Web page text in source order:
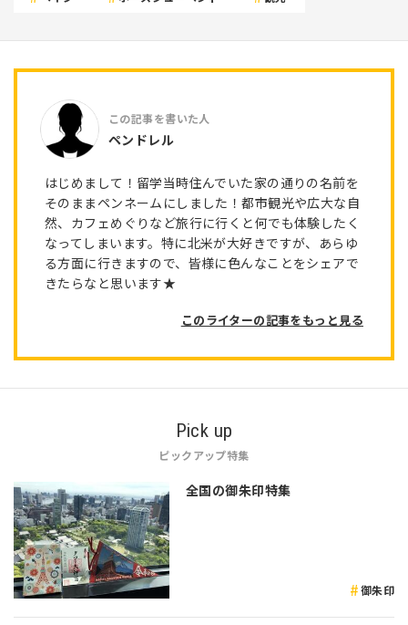
ペンドレル
はじめまして！留学当時住んでいた家の通りの名前を
そのままペンネームにしました！都市観光や広大な自
然、カフェめぐりなど旅行に行くと何でも体験したく
なってしまいます。特に北米が大好きですが、あらゆ
る方面に行きますので、皆様に色んなことをシェアで
きたらなと思います★
このライターの記事をもっと見る
Pick up
ピックアップ特集
全国の御朱印特集
御朱印